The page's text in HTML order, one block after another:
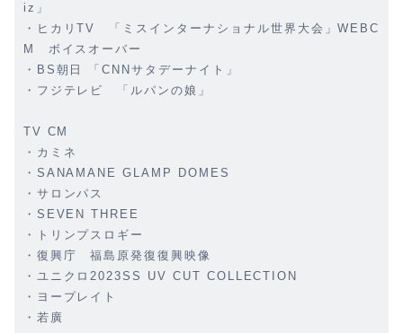
iz」
・ヒカリTV 「ミスインターナショナル世界大会」WEBC
M ボイスオーバー
・BS朝日 「CNNサタデーナイト」
・フジテレビ 「ルパンの娘」
TV CM
・カミネ
・SANAMANE GLAMP DOMES
・サロンパス
・SEVEN THREE
・トリンプスロギー
・復興庁 福島原発復復興映像
・ユニクロ2023SS UV CUT COLLECTION
・ヨープレイト
・若廣